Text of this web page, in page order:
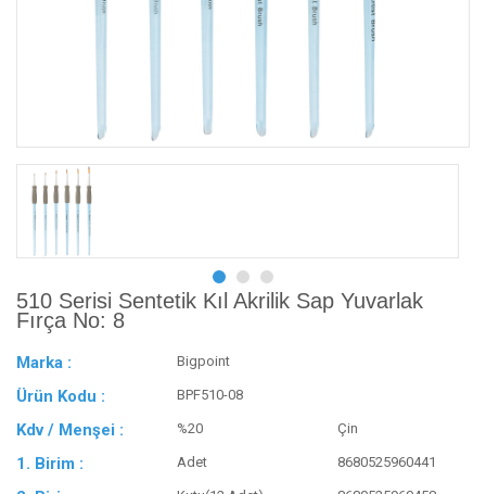
510 Serisi Sentetik Kıl Akrilik Sap Yuvarlak
Fırça No: 8
Marka : Bigpoint
Ürün Kodu : BPF510-08
Kdv / Menşei : %20 Çin
1. Birim : Adet 8680525960441